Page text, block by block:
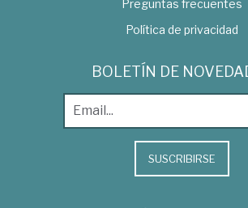
Preguntas frecuentes
Política de privacidad
BOLETÍN DE
SUSCRIBIRSE